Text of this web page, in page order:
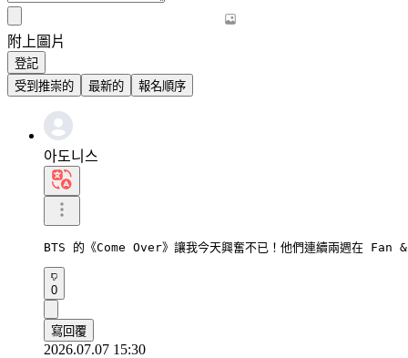
附上圖片
登記
受到推崇的
最新的 報名順序
아도니스
BTS 的《Come Over》讓我今天興奮不已！他們連續兩週在 Fan
0
寫回覆
2026.07.07 15:30